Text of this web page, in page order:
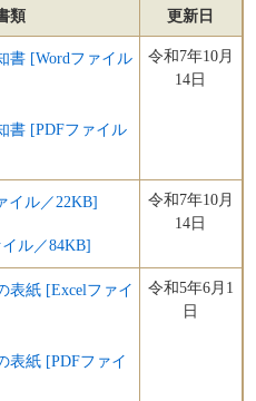
類 更新日
書 [Wordファイル
書 [PDFファイル
令和7年10月
14日
イル／22KB]
ル／84KB]
令和7年10月
14日
表紙 [Excelファイ
表紙 [PDFファイ
令和5年6月1
日